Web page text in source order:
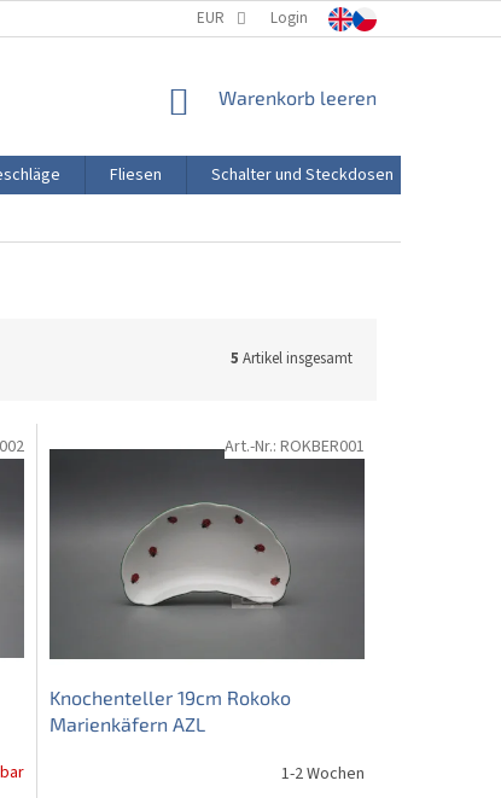
PORZELLANHERSTELLUNG TRANSPORT UND ZAHLUNG
EUR Login
WARENKORB
Warenkorb leeren
Fliesen Schalter und Steckdosen
5 Artikel insgesamt
Knochenteller 19cm Rokoko
Marienkäfern AZL
1-2 Wochen
Art.-Nr.: ROKBER001